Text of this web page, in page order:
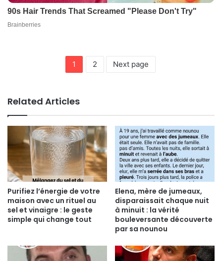
1 2 Next page
Related Articles
Purifiez l’énergie de votre
maison avec un rituel au
sel et vinaigre : le geste
simple qui change tout
Elena, mère de jumeaux,
disparaissait chaque nuit
à minuit : la vérité
bouleversante découverte
par sa nounou